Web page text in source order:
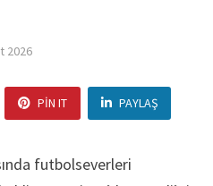
2026
PIN IT PAYLAŞ
futbolseverleri